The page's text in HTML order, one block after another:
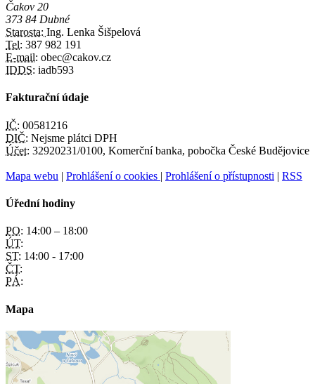
Čakov 20
373 84 Dubné
Starosta: Ing. Lenka Šišpelová
Tel: 387 982 191
E-mail: obec@cakov.cz
IDDS: iadb593
Fakturační údaje
IČ: 00581216
DIČ: Nejsme plátci DPH
Účet: 32920231/0100, Komerční banka, pobočka České Budějovice
Mapa webu | Prohlášení o cookies | Prohlášení o přístupnosti | RSS
Úřední hodiny
PO: 14:00 – 18:00
ÚT:
ST: 14:00 - 17:00
ČT:
PÁ:
Mapa